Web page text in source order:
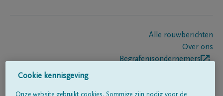
Alle rouwberichten
Over ons
Begrafenisondernemers
Cookie kennisgeving